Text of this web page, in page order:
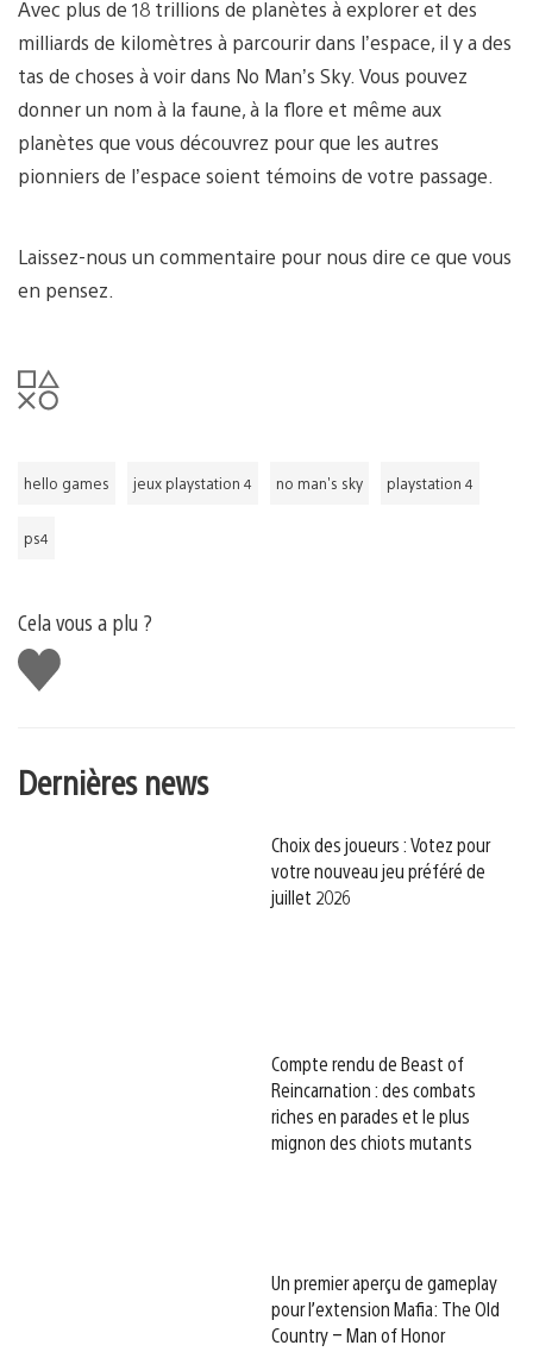
Avec plus de 18 trillions de planètes à explorer et des
milliards de kilomètres à parcourir dans l’espace, il y a des
tas de choses à voir dans No Man’s Sky. Vous pouvez
donner un nom à la faune, à la flore et même aux
planètes que vous découvrez pour que les autres
pionniers de l’espace soient témoins de votre passage.
Laissez-nous un commentaire pour nous dire ce que vous
en pensez.
hello games jeux playstation 4 no man's sky playstation 4
ps4
Cela vous a plu ?
J'aime
Dernières news
Choix des joueurs : Votez pour
votre nouveau jeu préféré de
juillet 2026
Compte rendu de Beast of
Reincarnation : des combats
riches en parades et le plus
mignon des chiots mutants
Un premier aperçu de gameplay
pour l’extension Mafia: The Old
Country – Man of Honor